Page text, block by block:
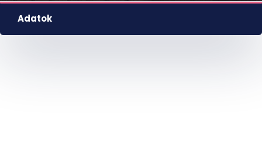
Adatok